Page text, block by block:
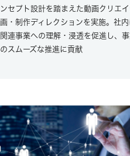
ンセプト設計を踏まえた動画クリエ
画・制作ディレクションを実施。社内
関連事業への理解・浸透を促進し、
のスムーズな推進に貢献